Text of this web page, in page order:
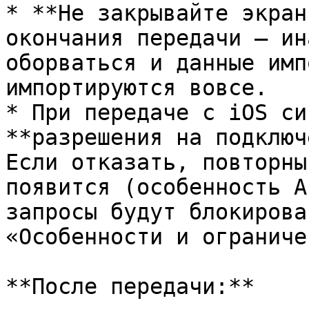
* **Не закрывайте
окончания передачи —
оборваться и данные
импортируются вовсе.
* При передаче с iOS
**разрешения на
Если отказать,
появится
запросы будут
«Особенности и
**После передачи:**